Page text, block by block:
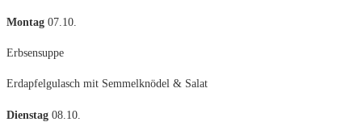
Montag 07.10.
Erbsensuppe
Erdapfelgulasch mit Semmelknödel & Salat
Dienstag 08.10.